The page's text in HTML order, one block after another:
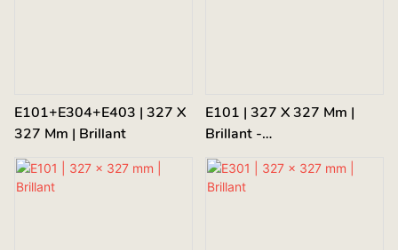
E101+E304+E403 | 327 X
327 Mm | Brillant
E101 | 327 X 327 Mm |
Brillant -
1764122406682300